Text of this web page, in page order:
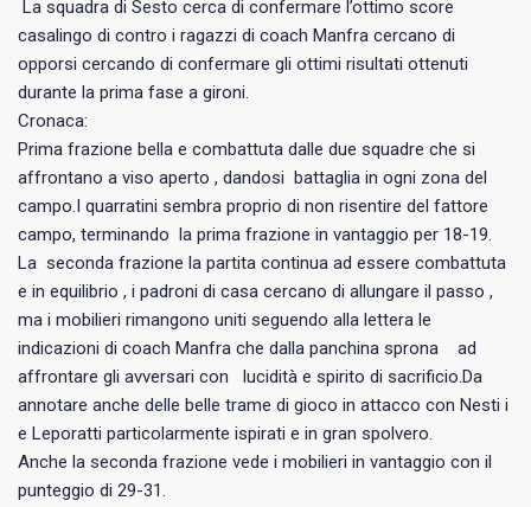
La squadra di Sesto cerca di confermare l’ottimo score
casalingo di contro i ragazzi di coach Manfra cercano di
opporsi cercando di confermare gli ottimi risultati ottenuti
durante la prima fase a gironi.
Cronaca:
Prima frazione bella e combattuta dalle due squadre che si
affrontano a viso aperto , dandosi battaglia in ogni zona del
campo.I quarratini sembra proprio di non risentire del fattore
campo, terminando la prima frazione in vantaggio per 18-19.
La seconda frazione la partita continua ad essere combattuta
e in equilibrio , i padroni di casa cercano di allungare il passo ,
ma i mobilieri rimangono uniti seguendo alla lettera le
indicazioni di coach Manfra che dalla panchina sprona ad
affrontare gli avversari con lucidità e spirito di sacrificio.Da
annotare anche delle belle trame di gioco in attacco con Nesti i
e Leporatti particolarmente ispirati e in gran spolvero.
Anche la seconda frazione vede i mobilieri in vantaggio con il
punteggio di 29-31.